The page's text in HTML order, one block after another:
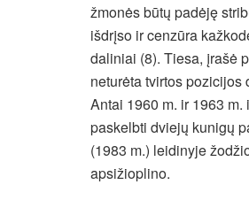
žmonės būtų padėję
išdrįso ir cenzūra
daliniai (8). Tiesa, įrašė
neturėta tvirtos
Antai 1960 m. ir 1963
paskelbti dviejų kunigų
(1983 m.) leidinyje
apsižioplino.